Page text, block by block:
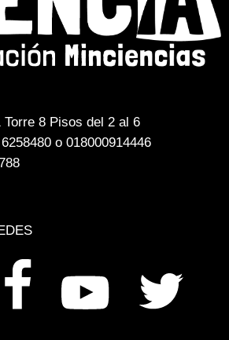
8 Pisos del 2 al 6
o 018000914446